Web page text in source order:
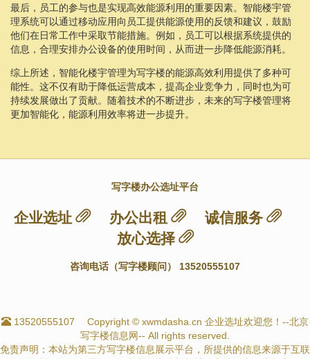
最后，员工的参与也是实现高效能源利用的重要因素。智能楼宇管
理系统可以通过移动应用向员工提供能源使用的反馈和建议，鼓励
他们在日常工作中采取节能措施。例如，员工可以根据系统提供的
信息，合理安排办公设备的使用时间，从而进一步降低能源消耗。
综上所述，智能化楼宇管理为写字楼的能源高效利用提供了多种可
能性。这不仅有助于降低运营成本，提高企业竞争力，同时也为可
持续发展做出了贡献。随着技术的不断进步，未来的写字楼管理将
更加智能化，能源利用效率将进一步提升。
写字楼办公选址平台
企业选址 办公出租
诚信服务
放心选择
咨询电话（写字楼顾问） 13520555107
13520555107
Copyright © xwmdasha.cn 企业选址欢迎您！--北京
写字楼信息网-- All rights reserved.
免责声明：本站为第三方写字楼信息展示平台，所提供的信息来源于互联